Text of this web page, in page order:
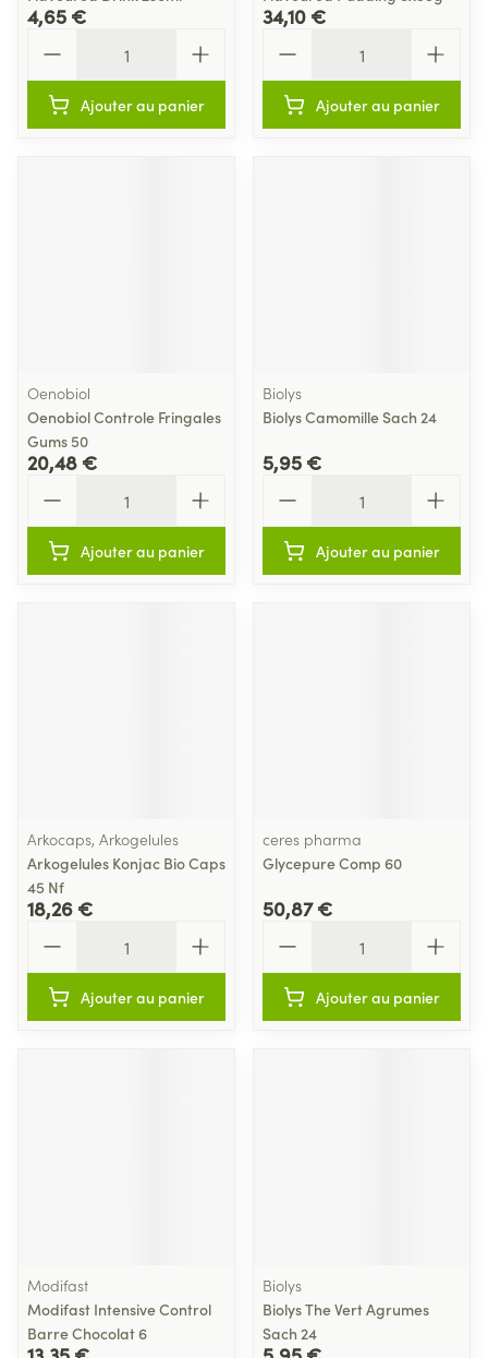
4,65 €
Ajouter au panier
34,10 €
Ajouter au panier
Oenobiol
Oenobiol Controle Fringales
Gums 50
20,48 €
Ajouter au panier
Biolys
Biolys Camomille Sach 24
5,95 €
Ajouter au panier
Arkocaps, Arkogelules
Arkogelules Konjac Bio Caps
45 Nf
18,26 €
Ajouter au panier
ceres pharma
Glycepure Comp 60
50,87 €
Ajouter au panier
Modifast
Modifast Intensive Control
Barre Chocolat 6
Biolys
Biolys The Vert Agrumes
Sach 24